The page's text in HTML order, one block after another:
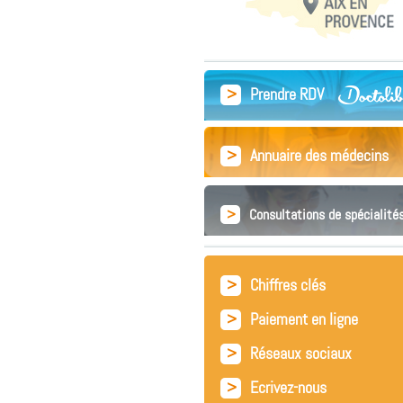
> Prendre RDV
> Annuaire des médecins
> Consultations de
>
Chiffres clés
>
Paiement en ligne
>
Réseaux sociaux
>
Ecrivez-nous